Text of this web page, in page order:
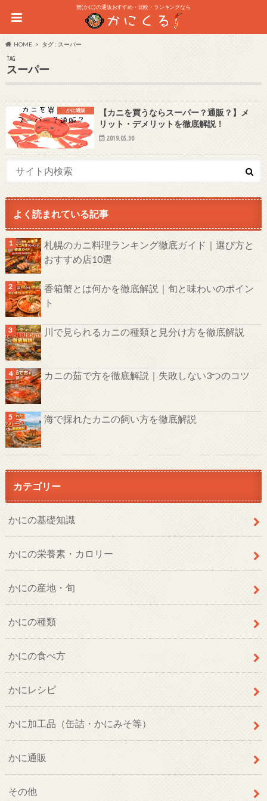
蟹(かに)の通販おすすめ・比較・ランキングなら
HOME タグ : スーパー
TAG
スーパー
かに通販
【カニを買うならスーパー？通販？】メ
リット・デメリットを徹底解説！
2019.05.30
よく読まれている記事
札幌のカニ料理ランキング徹底ガイド｜選び方と
おすすめ店10選
香箱蟹とは何かを徹底解説｜旬と味わいのポイン
ト
川で見られるカニの種類と見分け方を徹底解説
カニの茹で方を徹底解説｜失敗しない3つのコツ
海で採れたカニの飼い方を徹底解説
カテゴリー
かにの基礎知識
かにの栄養素・カロリー
かにの産地・旬
かにの種類
かにの食べ方
かにレシピ
かに加工品（缶詰・かにみそ等）
かに通販
その他